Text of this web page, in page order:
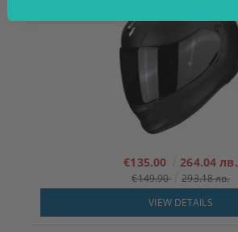
€135.00 264.04 лв.
€149.90
293.18 лв.
VIEW DETAILS